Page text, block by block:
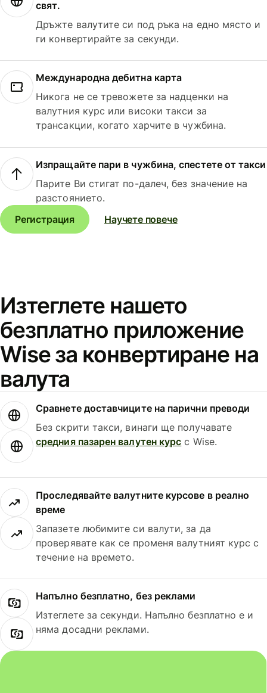
свят.
Дръжте валутите си под ръка на едно място и
ги конвертирайте за секунди.
Международна дебитна карта
Никога не се тревожете за надценки на
валутния курс или високи такси за
трансакции, когато харчите в чужбина.
Изпращайте пари в чужбина, спестете от такси
Парите Ви стигат по-далеч, без значение на
разстоянието.
Регистрация
Научете повече
Изтеглете нашето
безплатно приложение
Wise за конвертиране на
валута
Сравнете доставчиците на парични преводи
Без скрити такси, винаги ще получавате
средния пазарен валутен курс с Wise.
Проследявайте валутните курсове в реално
време
Запазете любимите си валути, за да
проверявате как се променя валутният курс с
течение на времето.
Напълно безплатно, без реклами
Изтеглете за секунди. Напълно безплатно е и
няма досадни реклами.